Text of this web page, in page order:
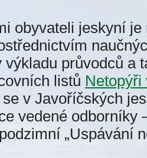
obyvateli jeskyní
výkladu průvodců a
listů Netopýři
v Javoříčských
vedené odborníky
„Uspávání